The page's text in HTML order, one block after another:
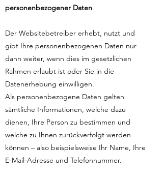
personenbezogener Daten
Der Websitebetreiber erhebt, nutzt und
gibt Ihre personenbezogenen Daten nur
dann weiter, wenn dies im gesetzlichen
Rahmen erlaubt ist oder Sie in die
Datenerhebung einwilligen.
Als personenbezogene Daten gelten
sämtliche Informationen, welche dazu
dienen, Ihre Person zu bestimmen und
welche zu Ihnen zurückverfolgt werden
können – also beispielsweise Ihr Name, Ihre
E-Mail-Adresse und Telefonnummer.